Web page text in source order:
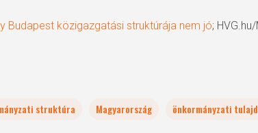
Budapest közigazgatási struktúrája nem jó;
struktúra Magyarország önkormányzati